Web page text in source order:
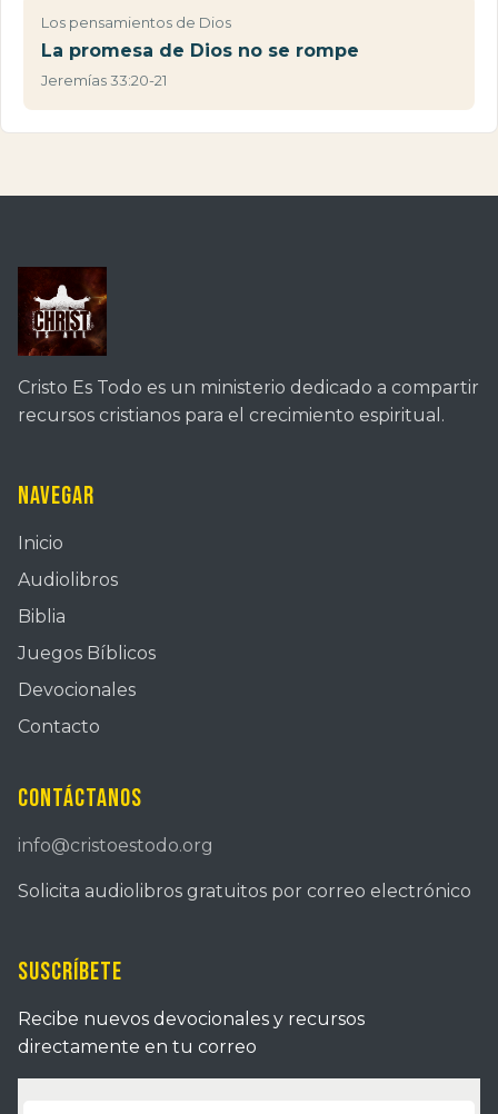
Los pensamientos de Dios
La promesa de Dios no se rompe
Jeremías 33:20-21
Cristo Es Todo es un ministerio dedicado a compartir
recursos cristianos para el crecimiento espiritual.
Navegar
Inicio
Audiolibros
Biblia
Juegos Bíblicos
Devocionales
Contacto
Contáctanos
info@cristoestodo.org
Solicita audiolibros gratuitos por correo electrónico
Suscríbete
Recibe nuevos devocionales y recursos
directamente en tu correo